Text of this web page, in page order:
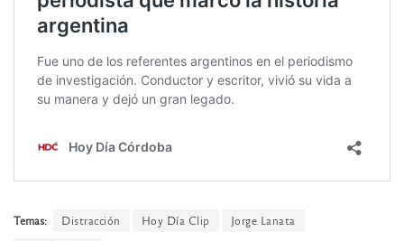
Temas: Distracción Hoy Día Clip
Jorge Lanata